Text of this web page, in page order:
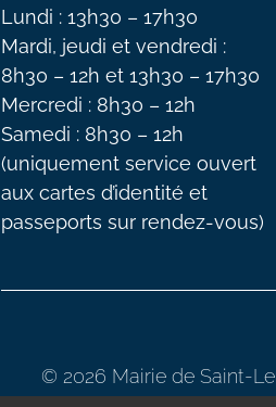
Lundi : 13h30 – 17h30
Mardi, jeudi et vendredi :
8h30 – 12h et 13h30 – 17h30
Mercredi : 8h30 – 12h
Samedi : 8h30 – 12h
(uniquement service ouvert
aux cartes d’identité et
passeports sur rendez-vous)
© 2026 Mairie de Saint-